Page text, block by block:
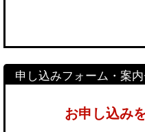
お申し込み